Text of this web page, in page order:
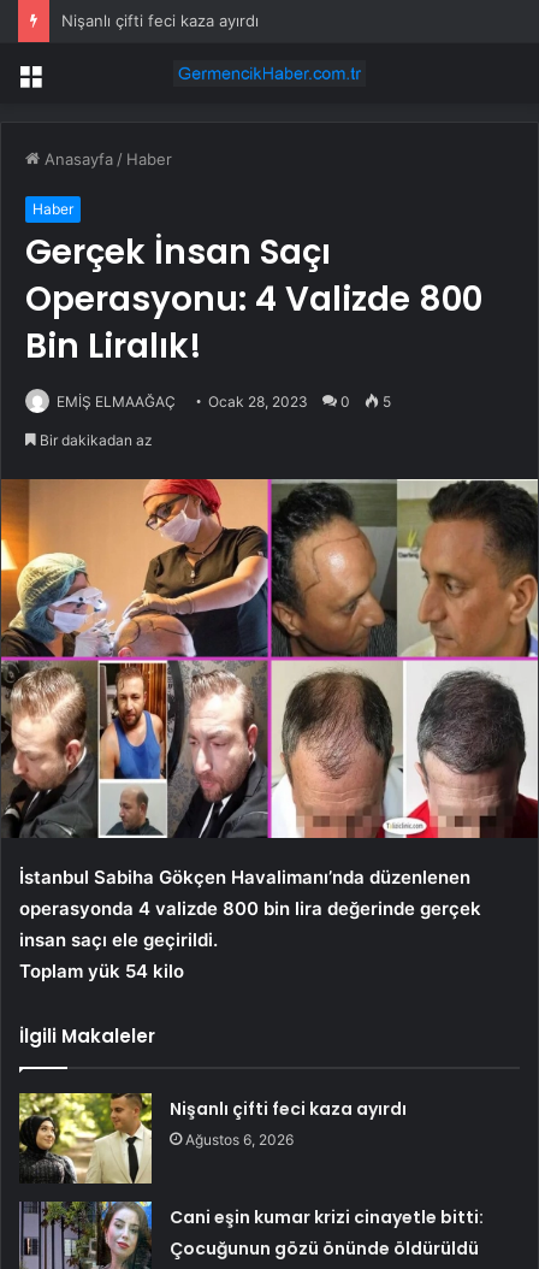
Nişanlı çifti feci kaza ayırdı
Menü
Anasayfa / Haber
Haber
Gerçek İnsan Saçı
Operasyonu: 4 Valizde 800
Bin Liralık!
EMİŞ ELMAAĞAÇ Ocak 28, 2023 0 5
Bir dakikadan az
İstanbul Sabiha Gökçen Havalimanı’nda düzenlenen
operasyonda 4 valizde 800 bin lira değerinde gerçek
insan saçı ele geçirildi.
Toplam yük 54 kilo
İlgili Makaleler
Nişanlı çifti feci kaza ayırdı
Ağustos 6, 2026
Cani eşin kumar krizi cinayetle bitti:
Çocuğunun gözü önünde öldürüldü